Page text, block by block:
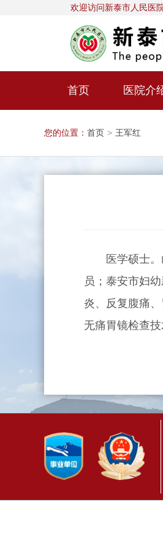
欢迎访问新泰市人民医
首页 医院介
您的位置： 首页 > 王军红
医学硕士。山
员；泰安市妇
炎、反复腹痛
无痛胃镜检查技